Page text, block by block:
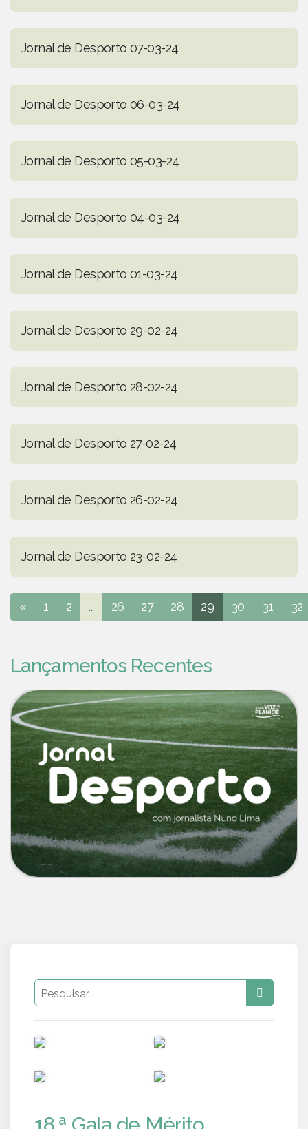
Jornal de Desporto 07-03-24
Jornal de Desporto 06-03-24
Jornal de Desporto 05-03-24
Jornal de Desporto 04-03-24
Jornal de Desporto 01-03-24
Jornal de Desporto 29-02-24
Jornal de Desporto 28-02-24
Jornal de Desporto 27-02-24
Jornal de Desporto 26-02-24
Jornal de Desporto 23-02-24
« 1 2 ... 26 27 28 29 30 31 32
Lançamentos Recentes